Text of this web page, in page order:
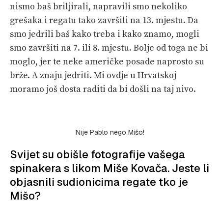
nismo baš briljirali, napravili smo nekoliko
grešaka i regatu tako završili na 13. mjestu. Da
smo jedrili baš kako treba i kako znamo, mogli
smo završiti na 7. ili 8. mjestu. Bolje od toga ne bi
moglo, jer te neke američke posade naprosto su
brže. A znaju jedriti. Mi ovdje u Hrvatskoj
moramo još dosta raditi da bi došli na taj nivo.
Nije Pablo nego Mišo!
Svijet su obišle fotografije vašega
spinakera s likom Miše Kovača. Jeste li
objasnili sudionicima regate tko je
Mišo?